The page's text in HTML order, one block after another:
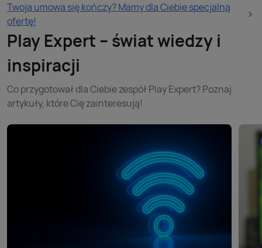
Twoja umowa się kończy? Mamy dla Ciebie specjalną
ofertę!
Play Expert – świat wiedzy i
inspiracji
Co przygotował dla Ciebie zespół Play Expert? Poznaj
artykuły, które Cię zainteresują!